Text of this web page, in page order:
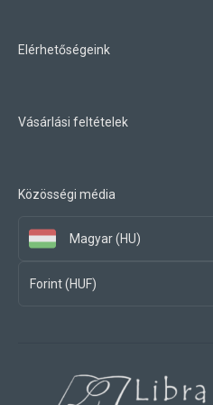
Elérhetőségeink
Vásárlási feltételek
Közösségi média
Magyar (HU)
Forint (HUF)